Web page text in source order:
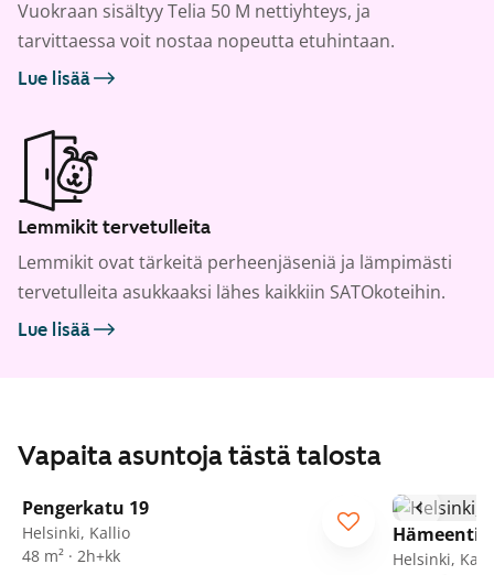
Vuokraan sisältyy Telia 50 M nettiyhteys, ja
tarvittaessa voit nostaa nopeutta etuhintaan.
Lue lisää
Lemmikit tervetulleita
Lemmikit ovat tärkeitä perheenjäseniä ja lämpimästi
tervetulleita asukkaaksi lähes kaikkiin SATOkoteihin.
Lue lisää
Vapaita asuntoja tästä talosta
/27
Pengerkatu 19
Helsinki, Kallio
48 m² · 2h+kk
Hämeentie
Helsinki,